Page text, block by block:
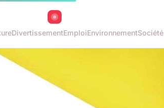
DivertissementEmploiEnvironnementSociété